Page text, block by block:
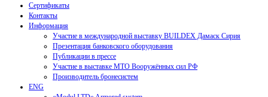
Сертификаты
Контакты
Информация
Участие в международной выставку BUILDEX Дамаск Сирия
Презентация банковского оборудования
Публикации в прессе
Участие в выставке МТО Вооружённых сил РФ
Производитель бронесистем
ENG